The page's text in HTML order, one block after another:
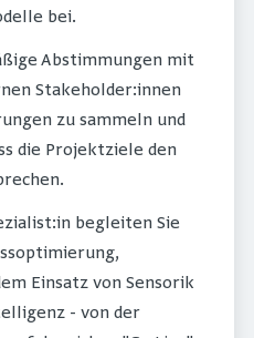
bei.
Abstimmungen mit
Stakeholder:innen
zu sammeln und
die Projektziele den
begleiten Sie
Einsatz von Sensorik
- von der